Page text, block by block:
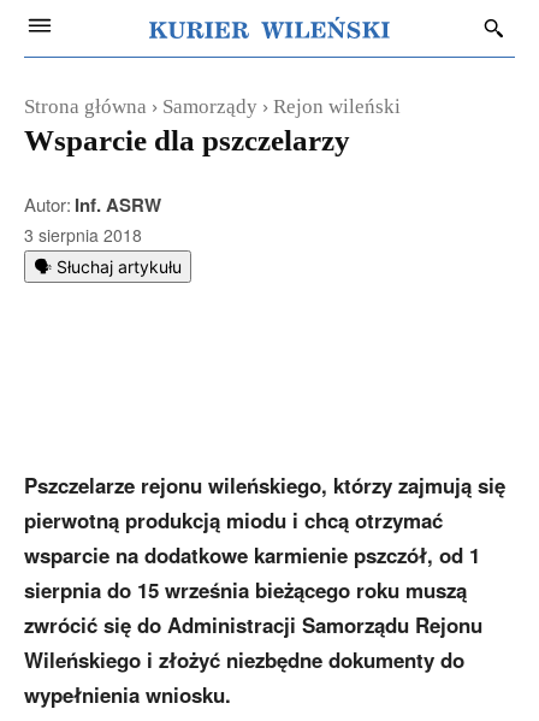
Strona główna Samorządy Rejon wileński
Wsparcie dla pszczelarzy
Autor: Inf. ASRW
3 sierpnia 2018
🗣️ Słuchaj artykułu
Pszczelarze rejonu wileńskiego, którzy zajmują się
pierwotną produkcją miodu i chcą otrzymać
wsparcie na dodatkowe karmienie pszczół, od 1
sierpnia do 15 września bieżącego roku muszą
zwrócić się do Administracji Samorządu Rejonu
Wileńskiego i złożyć niezbędne dokumenty do
wypełnienia wniosku.